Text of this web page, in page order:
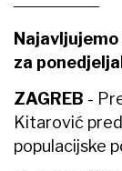
za
ZAGREB -
Kitarović
populacijske